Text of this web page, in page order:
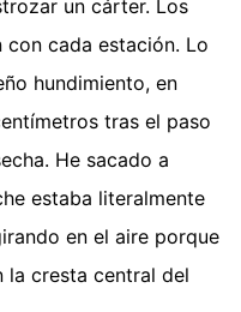
un cárter. Los
con cada estación. Lo
hundimiento, en
tras el paso
He sacado a
estaba literalmente
en el aire porque
la cresta central del